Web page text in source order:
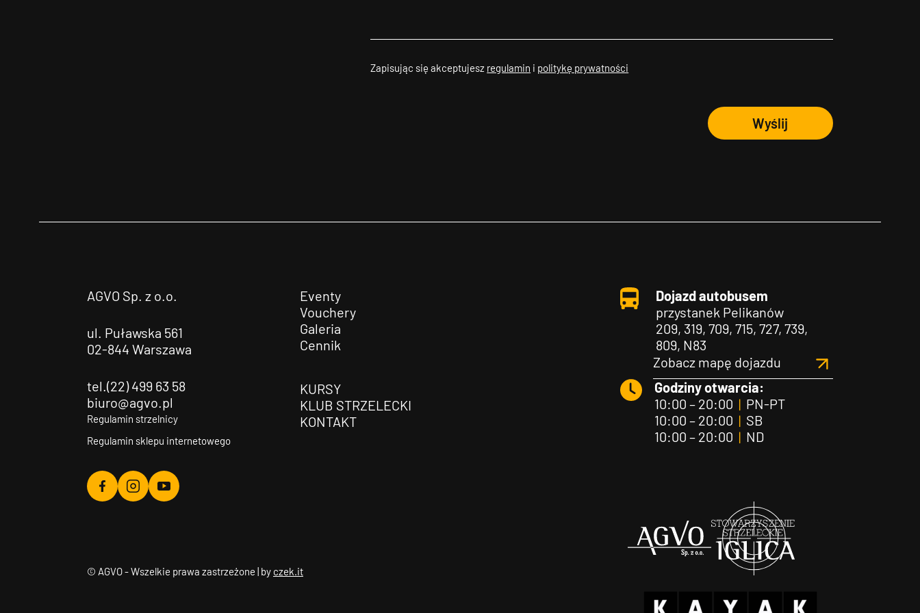
Zapisując się akceptujesz regulamin i politykę prywatności
Wyślij
AGVO Sp. z o.o.
ul. Puławska 561
02-844 Warszawa
tel.(22) 499 63 58
biuro@agvo.pl
Regulamin strzelnicy
Regulamin sklepu internetowego
Agvo
Agvo
Agvo
Eventy
Vouchery
Galeria
Cennik
KURSY
KLUB STRZELECKI
KONTAKT
Dojazd autobusem
przystanek Pelikanów
209, 319, 709, 715, 727, 739,
809, N83
Zobacz mapę dojazdu
Godziny otwarcia:
10:00 – 20:00 |PN-PT
10:00 – 20:00 |SB
10:00 – 20:00 |ND
© AGVO - Wszelkie prawa zastrzeżone | by czek.it
Agvo Iglica